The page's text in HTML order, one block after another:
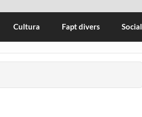
Cultura Fapt divers Social